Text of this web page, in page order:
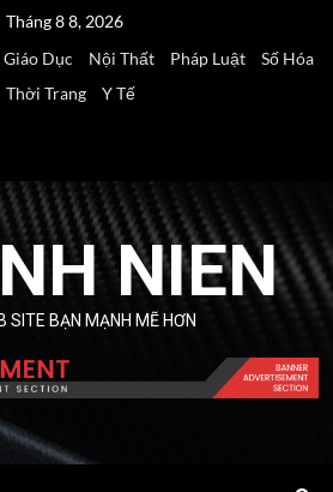
Tháng 8 8, 2026
Giáo Dục Nội Thất Pháp Luật
Số Hóa
Thời Trang
Y Tế
NIEN
SITE BẠN MẠNH MẼ HƠN